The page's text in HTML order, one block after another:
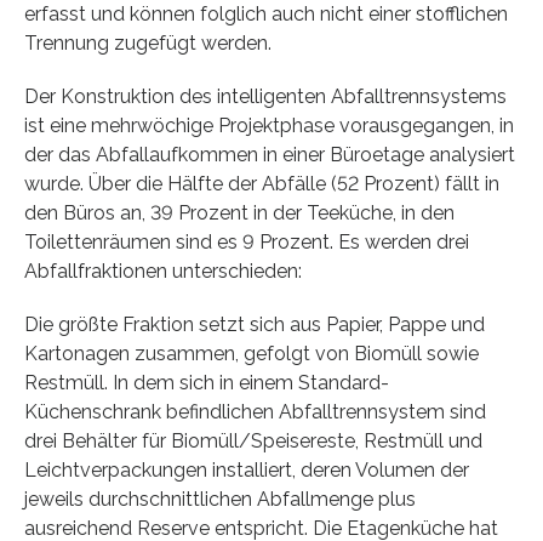
erfasst und können folglich auch nicht einer stofflichen
Trennung zugefügt werden.
Der Konstruktion des intelligenten Abfalltrennsystems
ist eine mehrwöchige Projektphase vorausgegangen, in
der das Abfallaufkommen in einer Büroetage analysiert
wurde. Über die Hälfte der Abfälle (52 Prozent) fällt in
den Büros an, 39 Prozent in der Teeküche, in den
Toilettenräumen sind es 9 Prozent. Es werden drei
Abfallfraktionen unterschieden:
Die größte Fraktion setzt sich aus Papier, Pappe und
Kartonagen zusammen, gefolgt von Biomüll sowie
Restmüll. In dem sich in einem Standard-
Küchenschrank befindlichen Abfalltrennsystem sind
drei Behälter für Biomüll/Speisereste, Restmüll und
Leichtverpackungen installiert, deren Volumen der
jeweils durchschnittlichen Abfallmenge plus
ausreichend Reserve entspricht. Die Etagenküche hat